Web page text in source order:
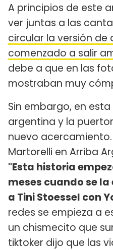
A principios de este
ver juntas a las
circular la versión
comenzado a salir
debe a que en las
mostraban muy
Sin embargo, en
argentina y la
nuevo
Martorelli en Arriba
"Esta historia
meses cuando se
a Tini Stoessel con
redes se empieza a
un chismecito que
tiktoker dijo que las